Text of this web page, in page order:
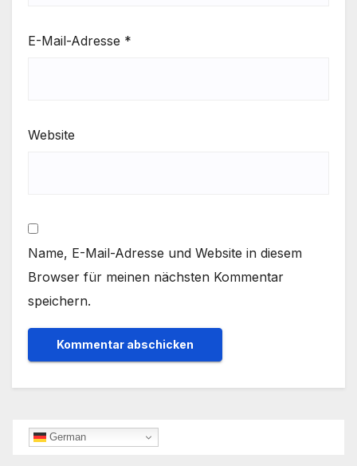
E-Mail-Adresse *
Website
Name, E-Mail-Adresse und Website in diesem
Browser für meinen nächsten Kommentar
speichern.
German